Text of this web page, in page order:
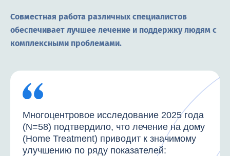
Совместная работа различных специалистов
обеспечивает лучшее лечение и поддержку людям с
комплексными проблемами.
Многоцентровое исследование 2025 года
(N=58) подтвердило, что лечение на дому
(Home Treatment) приводит к значимому
улучшению по ряду показателей: